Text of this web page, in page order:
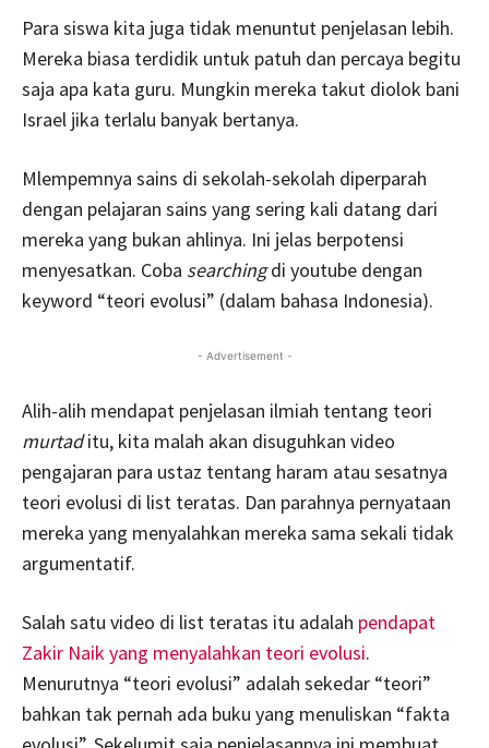
Para siswa kita juga tidak menuntut penjelasan lebih.
Mereka biasa terdidik untuk patuh dan percaya begitu
saja apa kata guru. Mungkin mereka takut diolok bani
Israel jika terlalu banyak bertanya.
Mlempemnya sains di sekolah-sekolah diperparah
dengan pelajaran sains yang sering kali datang dari
mereka yang bukan ahlinya. Ini jelas berpotensi
menyesatkan. Coba searchingdi youtube dengan
keyword “teori evolusi” (dalam bahasa Indonesia).
- Advertisement -
Alih-alih mendapat penjelasan ilmiah tentang teori
murtaditu, kita malah akan disuguhkan video
pengajaran para ustaz tentang haram atau sesatnya
teori evolusi di list teratas. Dan parahnya pernyataan
mereka yang menyalahkan mereka sama sekali tidak
argumentatif.
Salah satu video di list teratas itu adalah pendapat
Zakir Naik yang menyalahkan teori evolusi.
Menurutnya “teori evolusi” adalah sekedar “teori”
bahkan tak pernah ada buku yang menuliskan “fakta